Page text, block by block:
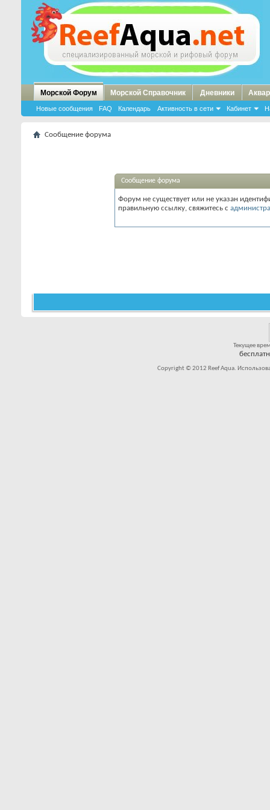
Морской Форум
Новые сообщения FAQ Календарь Активность в сети Кабинет
Морской Справочник Дневники
Сообщение форума
Сообщение форума
Форум не существует или не указан
правильную ссылку, свяжитесь с
Текущее
Copyright © 2012 Reef Aqua.